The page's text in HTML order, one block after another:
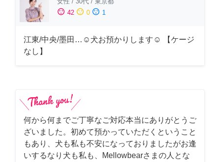
sentiment_satisfied 42 sentiment_neutral 0 sentiment_dissatisfied 1
江東/中央/墨田…☺︎犬お預かりします☺︎ 【ケージ
なし】
何から何までご丁寧なご対応本当にありがとうご
ざいました。初めて預かっていただくということ
もあり、犬も私も不安になっておりましたがお逢
いするなり犬も私も、Mellowbearさまの人とな